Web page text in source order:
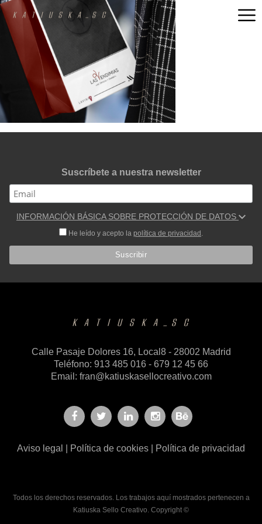
Suscríbete a nuestra newsletter
INFORMACIÓN BÁSICA SOBRE PROTECCIÓN DE DATOS
He leído y acepto la política de privacidad .
Calle Pasaje Dolores 16, Local8 - 28002 Madrid
Teléfono: 913 485 016 - 679 12 45 66
Email: fran@katiuskasellocreativo.com
Aviso legal Política de cookies Política de privacidad
Todos los derechos reservados. Los trabajos aquí mostrados pertenecen a
Katiuska Sello Creativo. Copyright ©